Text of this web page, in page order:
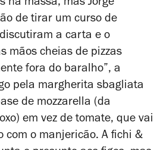
na massa, mas Jorge
de tirar um curso de
a carta e o
mãos cheias de pizzas
fora do baralho”, a
pela margherita sbagliata
de mozzarella (da
em vez de tomate, que vai
com o manjericão. A fichi &